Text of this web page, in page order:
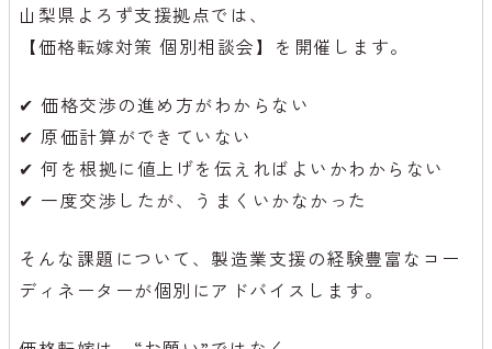
山梨県よろず支援拠点では、
【価格転嫁対策 個別相談会】を開催します。
✔ 価格交渉の進め方がわからない
✔ 原価計算ができていない
✔ 何を根拠に値上げを伝えればよいかわからない
✔ 一度交渉したが、うまくいかなかった
そんな課題について、製造業支援の経験豊富なコー
ディネーターが個別にアドバイスします。